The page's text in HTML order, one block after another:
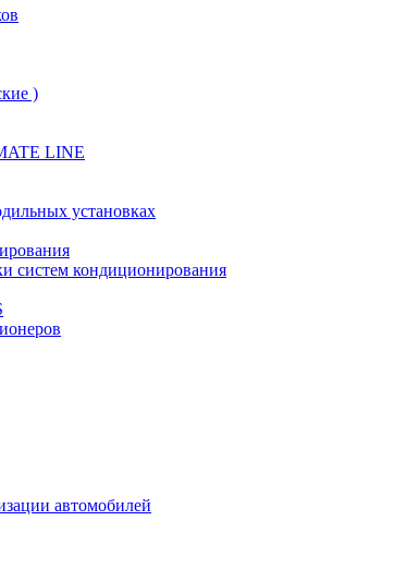
)
LINE
установках
систем кондиционирования
автомобилей